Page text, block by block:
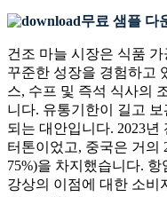
무료 샘플 다
건조 마늘 시장은 식품
꾸준한 성장을 경험하고
스, 수프 및 즉석 식사의
니다. 유통기한이 길고
되는 대안입니다. 2023년
터톤이었고, 중국은 거의
75%)을 차지했습니다.
강상의 이점에 대한 소비